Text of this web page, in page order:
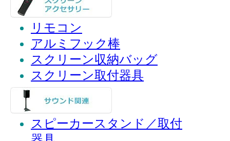
リモコン
アルミフック棒
スクリーン収納バッグ
スクリーン取付器具
スピーカースタンド／取付